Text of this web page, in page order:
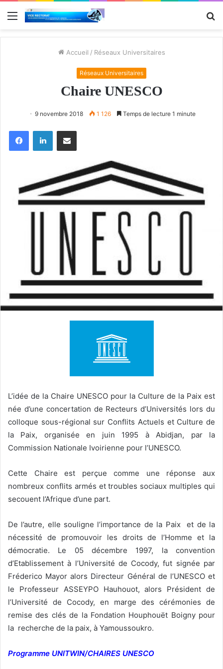
Menu
Accueil / Réseaux Universitaires
Réseaux Universitaires
Chaire UNESCO
9 novembre 2018 1 126 Temps de lecture 1 minute
FacebookLinkedinPartager par email
L’idée de la Chaire UNESCO pour la Culture de la Paix est
née d’une concertation de Recteurs d’Universités lors du
colloque sous-régional sur Conflits Actuels et Culture de
la Paix, organisée en juin 1995 à Abidjan, par la
Commission Nationale Ivoirienne pour l’UNESCO.
Cette Chaire est perçue comme une réponse aux
nombreux conflits armés et troubles sociaux multiples qui
secouent l’Afrique d’une part.
De l’autre, elle souligne l’importance de la Paix et de la
nécessité de promouvoir les droits de l’Homme et la
démocratie. Le 05 décembre 1997, la convention
d’Etablissement à l’Université de Cocody, fut signée par
Fréderico Mayor alors Directeur Général de l’UNESCO et
le Professeur ASSEYPO Hauhouot, alors Président de
l’Université de Cocody, en marge des cérémonies de
remise des clés de la Fondation Houphouët Boigny pour
la recherche de la paix, à Yamoussoukro.
Programme UNITWIN/CHAIRES UNESCO